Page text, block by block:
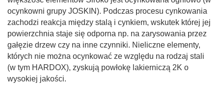
ocynkowni grupy JOSKIN). Podczas procesu cynkowania
zachodzi reakcja między stalą i cynkiem, wskutek której jej
powierzchnia staje się odporna np. na zarysowania przez
gałęzie drzew czy na inne czynniki. Nieliczne elementy,
których nie można ocynkować ze względu na rodzaj stali
(w tym HARDOX), zyskują powłokę lakierniczą 2K o
wysokiej jakości.